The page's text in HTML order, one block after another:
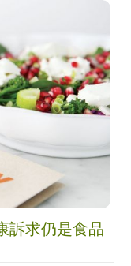
訴求仍是食品